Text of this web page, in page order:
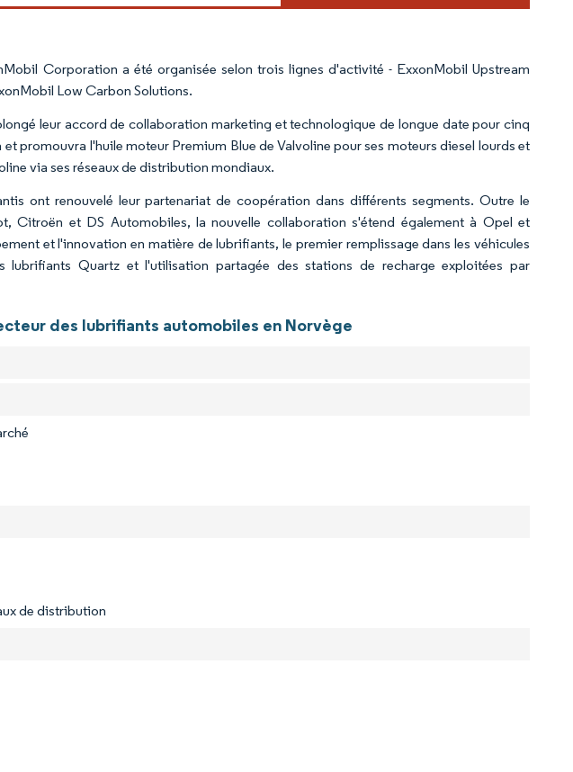
Corporation a été organisée selon trois lignes d'activité - ExxonMobil Upstream
Low Carbon Solutions.
leur accord de collaboration marketing et technologique de longue date pour cinq
promouvra l'huile moteur Premium Blue de Valvoline pour ses moteurs diesel lourds et
via ses réseaux de distribution mondiaux.
ont renouvelé leur partenariat de coopération dans différents segments. Outre le
Citroën et DS Automobiles, la nouvelle collaboration s'étend également à Opel et
et l'innovation en matière de lubrifiants, le premier remplissage dans les véhicules
lubrifiants Quartz et l'utilisation partagée des stations de recharge exploitées par
des lubrifiants automobiles en Norvège
de distribution